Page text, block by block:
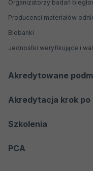
Organizatorzy badań
Producenci materiałów
Biobanki
Jednostki weryfikujące i
Akredytowane
Akredytacja krok po
Szkolenia
PCA